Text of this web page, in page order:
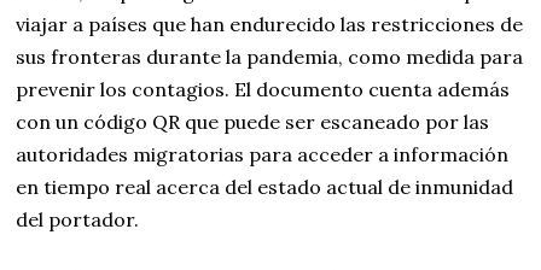
viajar a países que han endurecido las restricciones de
sus fronteras durante la pandemia, como medida para
prevenir los contagios. El documento cuenta además
con un código QR que puede ser escaneado por las
autoridades migratorias para acceder a información
en tiempo real acerca del estado actual de inmunidad
del portador.